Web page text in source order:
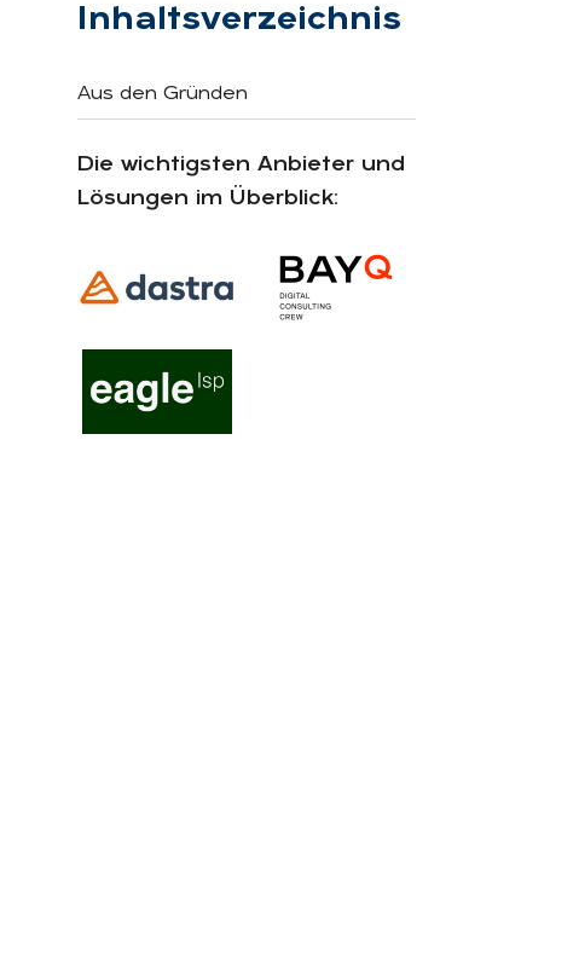
Inhaltsverzeichnis
Aus den Gründen
Die wichtigsten Anbieter und
Lösungen im Überblick: